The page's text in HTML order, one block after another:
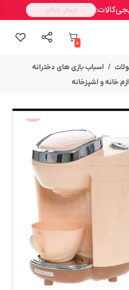
0
اسباب بازی های دخترانه
خانه و اشپزخانه